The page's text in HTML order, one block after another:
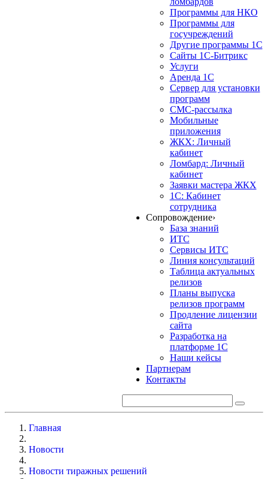
Программы для НКО
Программы для
госучреждений
Другие программы 1С
Сайты 1С-Битрикс
Услуги
Аренда 1С
Сервер для установки
программ
СМС-рассылка
Мобильные
приложения
ЖКХ: Личный
кабинет
Ломбард: Личный
кабинет
Заявки мастера ЖКХ
1С: Кабинет
сотрудника
Сопровождение›
База знаний
ИТС
Сервисы ИТС
Линия консультаций
Таблица актуальных
релизов
Планы выпуска
релизов программ
Продление лицензии
сайта
Разработка на
платформе 1С
Наши кейсы
Партнерам
Контакты
Главная
Новости
Новости тиражных решений